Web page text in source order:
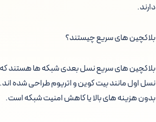
دارند.
بلاکچین های سریع چیستند؟
بلاکچین های سریع نسل بعدی شبکه ها هستند
بدون هزینه های بالا یا کاهش امنیت شبکه است.